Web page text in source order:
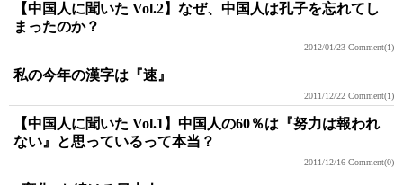
【中国人に聞いた Vol.2】なぜ、中国人は孔子を忘れてし
まったのか？
2012/01/23 Comment(1)
私の今年の漢字は『速』
2011/12/22 Comment(1)
【中国人に聞いた Vol.1】中国人の60％は『努力は報われ
ない』と思っているって本当？
2011/12/16 Comment(0)